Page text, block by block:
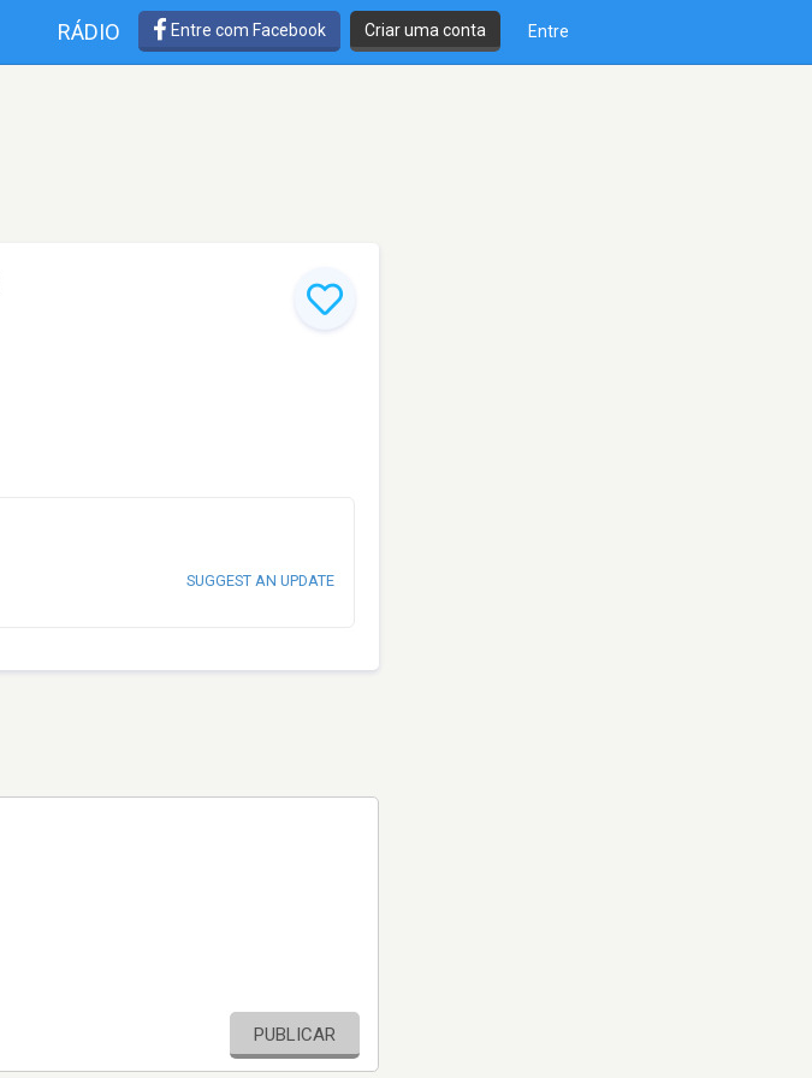
RÁDIO Entre com Facebook Criar uma conta Entre
SUGGEST AN UPDATE
PUBLICAR